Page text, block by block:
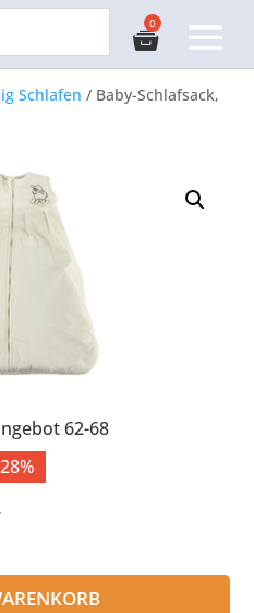
Schlafen / Baby-Schlafsack,
62-68